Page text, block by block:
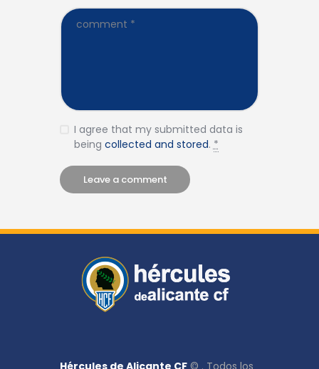
I agree that my submitted data is
being collected and stored.*
Hércules de Alicante CF © . Todos los